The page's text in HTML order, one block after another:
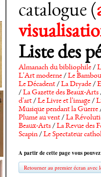
catalogue (
Liste des
Almanach du bibliophile/
L'Art moderne/Le Bambou
Le Décadent/La Dryade/
/La Gazette des Beaux-Arts
d'art/Le Livre et l'image/
Musique pendant la Guerre
Plume au vent/La
Beaux-Arts/La Revue des
Scapin/Le Spectateur
A partir de cette page vous
Retourner au premier écran avec